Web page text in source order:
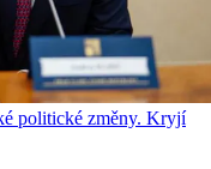
politické změny. Kryjí